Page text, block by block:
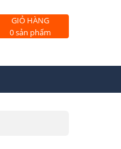
GIỎ HÀNG
0 sản phẩm